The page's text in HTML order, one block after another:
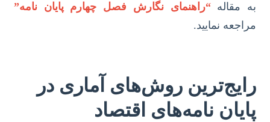
به مقاله“راهنمای نگارش فصل چهارم پایان نامه”
مراجعه نمایید.
رایج‌ترین روش‌های آماری در
پایان نامه‌های اقتصاد